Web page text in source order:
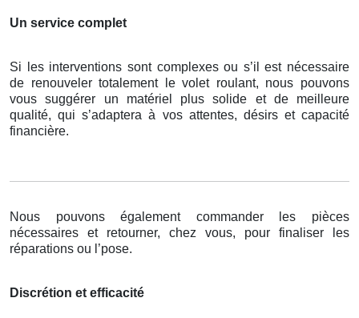
Un service complet
Si les interventions sont complexes ou s’il est nécessaire
de renouveler totalement le volet roulant, nous pouvons
vous suggérer un matériel plus solide et de meilleure
qualité, qui s’adaptera à vos attentes, désirs et capacité
financière.
Nous pouvons également commander les pièces
nécessaires et retourner, chez vous, pour finaliser les
réparations ou l’pose.
Discrétion et efficacité